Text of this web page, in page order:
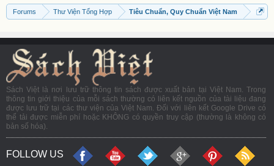
Forums Thư Viện Tổng Hợp Tiêu Chuẩn, Quy Chuẩn Việt Nam
Sách Việt là nơi lưu trữ thông tin sách được xuất bản tại Việt Nam. Trong
thông tin giới thiệu của mỗi sách thường có liên kết nguồn của tài liệu đang
được lưu trữ tại các thư viện của Việt Nam. Đối với liên kết Google Drive có
thể tải được miễn phí hoặc KHÔNG có quyền truy cập (thường là không có
bản số hóa).
FOLLOW US